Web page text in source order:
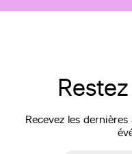
Recevez les